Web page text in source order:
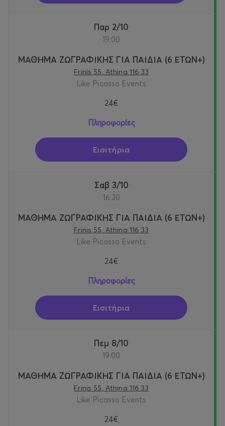
Παρ 2/10
19:00
ΜΑΘΗΜΑ ΖΩΓΡΑΦΙΚΗΣ ΓΙΑ ΠΑΙΔΙΑ (6 ΕΤΩΝ+)
Frinis 55, Athina 116 33
Like Picasso Events
24€
Πληροφορίες
Εισιτήρια
Σαβ 3/10
16:30
ΜΑΘΗΜΑ ΖΩΓΡΑΦΙΚΗΣ ΓΙΑ ΠΑΙΔΙΑ (6 ΕΤΩΝ+)
Frinis 55, Athina 116 33
Like Picasso Events
24€
Πληροφορίες
Εισιτήρια
Πεμ 8/10
19:00
ΜΑΘΗΜΑ ΖΩΓΡΑΦΙΚΗΣ ΓΙΑ ΠΑΙΔΙΑ (6 ΕΤΩΝ+)
Frinis 55, Athina 116 33
Like Picasso Events
24€